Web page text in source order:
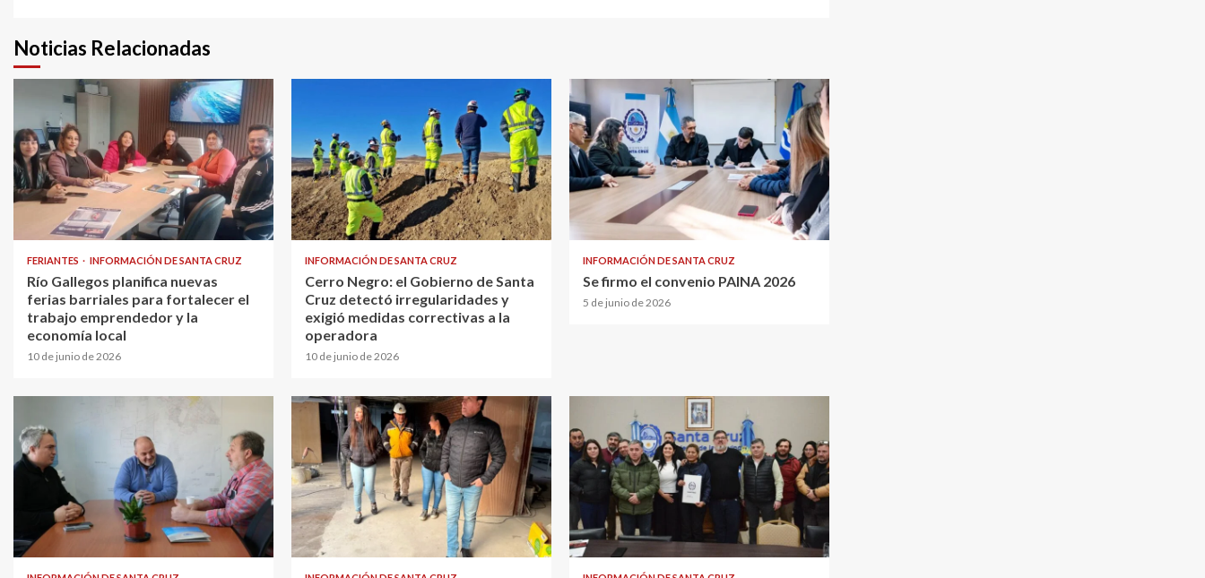
Noticias Relacionadas
FERIANTES INFORMACIÓN DE SANTA CRUZ
Río Gallegos planifica nuevas
ferias barriales para fortalecer el
trabajo emprendedor y la
economía local
10 de junio de 2026
INFORMACIÓN DE SANTA CRUZ
Cerro Negro: el Gobierno de Santa
Cruz detectó irregularidades y
exigió medidas correctivas a la
operadora
10 de junio de 2026
INFORMACIÓN DE SANTA CRUZ
Se firmo el convenio PAINA 2026
5 de junio de 2026